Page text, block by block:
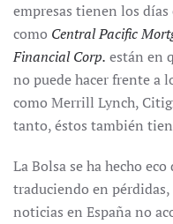
empresas tienen los días
como Central Pacific
Financial Corp. están en
no puede hacer frente a
como Merrill Lynch,
tanto, éstos también
La Bolsa se ha hecho
traduciendo en pérdidas,
noticias en España no